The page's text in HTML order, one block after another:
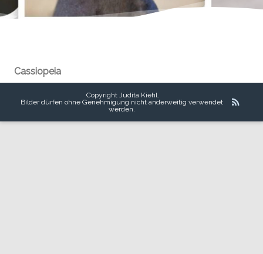
Cassiopeia
Copyright Judita Kiehl.
Bilder dürfen ohne Genehmigung nicht anderweitig verwendet
werden.